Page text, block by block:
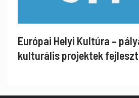
Európai Helyi Kultúra –
kulturális projektek